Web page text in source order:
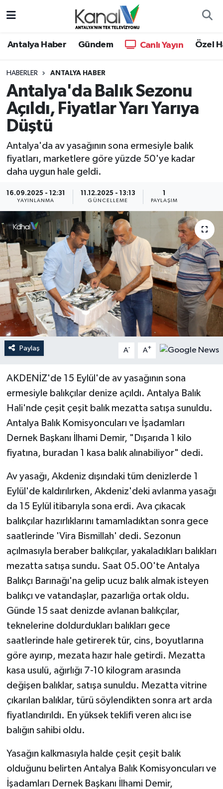
Antalya Haber Gündem Canlı Yayın Özel
HABERLER ANTALYA HABER
Antalya'da Balık Sezonu
Açıldı, Fiyatlar Yarı Yarıya
Düştü
Antalya'da av yasağının sona ermesiyle balık
fiyatları, marketlere göre yüzde 50'ye kadar
daha uygun hale geldi.
16.09.2025 - 12:31
YAYINLANMA
11.12.2025 - 13:13
GÜNCELLEME
1
PAYLAŞIM
Paylaş A- A+
AKDENİZ'de 15 Eylül'de av yasağının sona
ermesiyle balıkçılar denize açıldı. Antalya Balık
Hali'nde çeşit çeşit balık mezatta satışa sunuldu.
Antalya Balık Komisyoncuları ve İşadamları
Dernek Başkanı İlhami Demir, "Dışarıda 1 kilo
fiyatına, buradan 1 kasa balık alınabiliyor" dedi.
Av yasağı, Akdeniz dışındaki tüm denizlerde 1
Eylül'de kaldırılırken, Akdeniz'deki avlanma yasağı
da 15 Eylül itibarıyla sona erdi. Ava çıkacak
balıkçılar hazırlıklarını tamamladıktan sonra gece
saatlerinde 'Vira Bismillah' dedi. Sezonun
açılmasıyla beraber balıkçılar, yakaladıkları balıkları
mezatta satışa sundu. Saat 05.00'te Antalya
Balıkçı Barınağı'na gelip ucuz balık almak isteyen
balıkçı ve vatandaşlar, pazarlığa ortak oldu.
Günde 15 saat denizde avlanan balıkçılar,
teknelerine doldurdukları balıkları gece
saatlerinde hale getirerek tür, cins, boyutlarına
göre ayırıp, mezata hazır hale getirdi. Mezatta
kasa usulü, ağırlığı 7-10 kilogram arasında
değişen balıklar, satışa sunuldu. Mezatta vitrine
çıkarılan balıklar, türü söylendikten sonra art arda
fiyatlandırıldı. En yüksek teklifi veren alıcı ise
balığın sahibi oldu.
Yasağın kalkmasıyla halde çeşit çeşit balık
olduğunu belirten Antalya Balık Komisyoncuları ve
İşadamları Dernek Başkanı İlhami Demir,
Antalya Haber
Dünya
Eğitim
Gündem
Günün Manşetleri
Haber Kuşakları
Haberler
KANALV Spor
Kültür Sanat
Magazin
Öğle Bülteni
Siyaset
Sosyal medya
Spor
Televizyon
Turizm
Yaşam
Hava Durumu
Trafik Durumu
Süper Lig Puan Durumu ve Fikstür
Son Dakika Haberleri
Haber Arşivi